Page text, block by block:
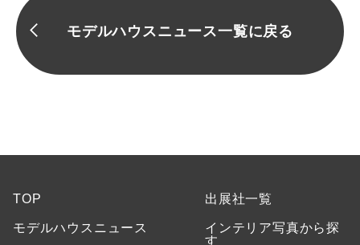
モデルハウスニュース一覧に戻る
TOP
モデルハウスニュース
出展社一覧
インテリア写真から探
す